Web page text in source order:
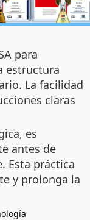
para
estructura
La facilidad
claras
es
antes de
Esta práctica
y prolonga la